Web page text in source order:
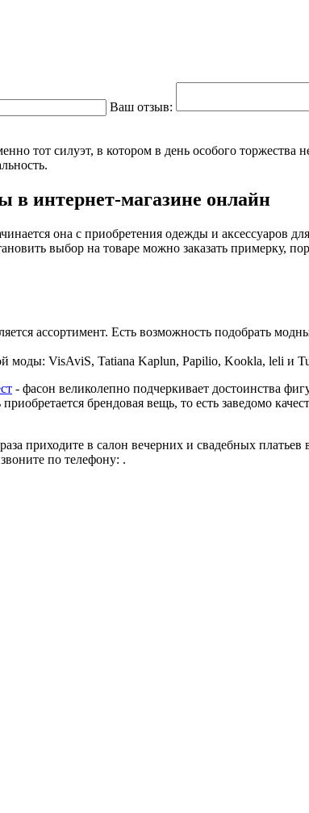
Ваш отзыв:
тот силуэт, в котором в день особого торжества
в интернет-магазине онлайн
она с приобретения одежды и аксессуаров
выбор на товаре можно заказать примерку,
ассортимент. Есть возможность подобрать
моды: VisAviS, Tatiana Kaplun, Papilio, Kookla, leli и
- фасон великолепно подчеркивает достоинства
брендовая вещь, то есть заведомо
приходите в салон вечерних и свадебных
по телефону: .